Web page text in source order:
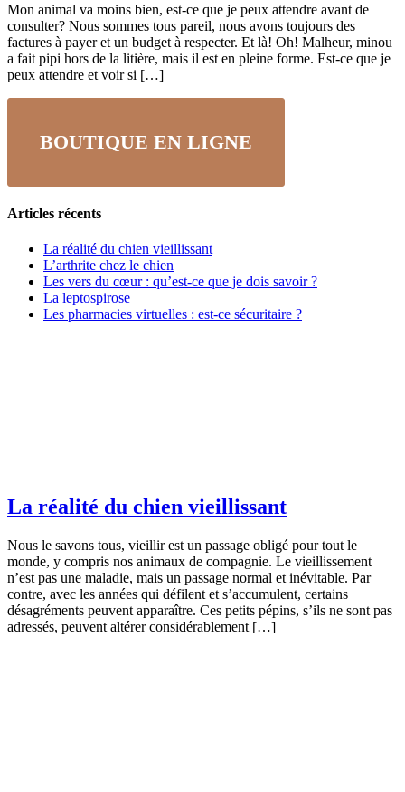
Mon animal va moins bien, est-ce que je peux attendre avant de
consulter? Nous sommes tous pareil, nous avons toujours des
factures à payer et un budget à respecter. Et là! Oh! Malheur, minou
a fait pipi hors de la litière, mais il est en pleine forme. Est-ce que je
peux attendre et voir si […]
BOUTIQUE EN LIGNE
Articles récents
La réalité du chien vieillissant
L’arthrite chez le chien
Les vers du cœur : qu’est-ce que je dois savoir ?
La leptospirose
Les pharmacies virtuelles : est-ce sécuritaire ?
La réalité du chien vieillissant
Nous le savons tous, vieillir est un passage obligé pour tout le
monde, y compris nos animaux de compagnie. Le vieillissement
n’est pas une maladie, mais un passage normal et inévitable. Par
contre, avec les années qui défilent et s’accumulent, certains
désagréments peuvent apparaître. Ces petits pépins, s’ils ne sont pas
adressés, peuvent altérer considérablement […]